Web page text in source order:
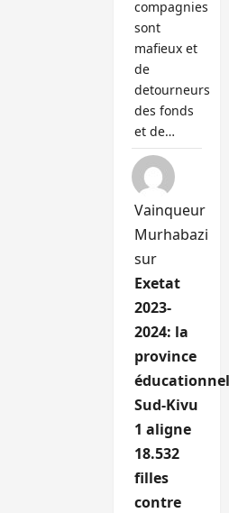
compagnies
sont
mafieux et
de
detourneurs
des fonds
et de…
Vainqueur
Murhabazi
sur
Exetat
2023-
2024: la
province
Sud-Kivu
1 aligne
18.532
filles
contre